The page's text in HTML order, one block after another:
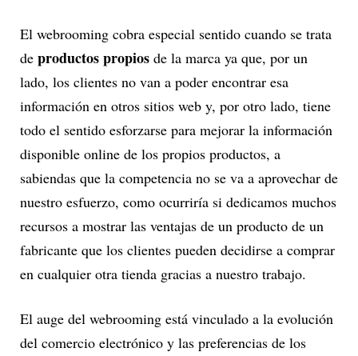
El webrooming cobra especial sentido cuando se trata
de productos propios de la marca ya que, por un
lado, los clientes no van a poder encontrar esa
información en otros sitios web y, por otro lado, tiene
todo el sentido esforzarse para mejorar la información
disponible online de los propios productos, a
sabiendas que la competencia no se va a aprovechar de
nuestro esfuerzo, como ocurriría si dedicamos muchos
recursos a mostrar las ventajas de un producto de un
fabricante que los clientes pueden decidirse a comprar
en cualquier otra tienda gracias a nuestro trabajo.
El auge del webrooming está vinculado a la evolución
del comercio electrónico y las preferencias de los